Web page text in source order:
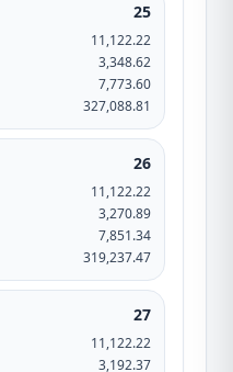
25
11,122.22
3,348.62
7,773.60
327,088.81
26
11,122.22
3,270.89
7,851.34
319,237.47
27
11,122.22
3,192.37